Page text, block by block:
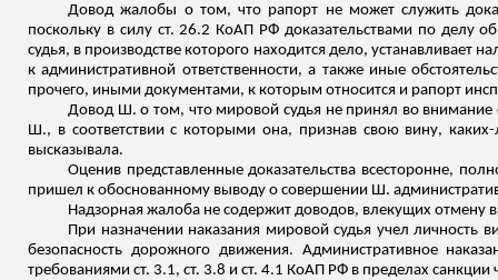
Довод жалобы о том, что рапорт не может служить
поскольку в силу ст. 26.2 КоАП РФ доказательствами по делу
судья, в производстве которого находится дело, устанавливает
к административной ответственности, а также иные
прочего, иными документами, к которым относится и рапорт
Довод Ш. о том, что мировой судья не принял во внимание
Ш., в соответствии с которыми она, признав свою вину,
высказывала.
Оценив представленные доказательства всесторонне,
пришел к обоснованному выводу о совершении Ш.
Надзорная жалоба не содержит доводов, влекущих отмену
При назначении наказания мировой судья учел личность
безопасность дорожного движения. Административное
требованиями ст. 3.1, ст. 3.8 и ст. 4.1 КоАП РФ в пределах